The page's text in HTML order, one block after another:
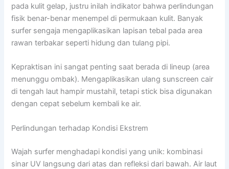
pada kulit gelap, justru inilah indikator bahwa perlindungan
fisik benar-benar menempel di permukaan kulit. Banyak
surfer sengaja mengaplikasikan lapisan tebal pada area
rawan terbakar seperti hidung dan tulang pipi.
Kepraktisan ini sangat penting saat berada di lineup (area
menunggu ombak). Mengaplikasikan ulang sunscreen cair
di tengah laut hampir mustahil, tetapi stick bisa digunakan
dengan cepat sebelum kembali ke air.
Perlindungan terhadap Kondisi Ekstrem
Wajah surfer menghadapi kondisi yang unik: kombinasi
sinar UV langsung dari atas dan refleksi dari bawah. Air laut